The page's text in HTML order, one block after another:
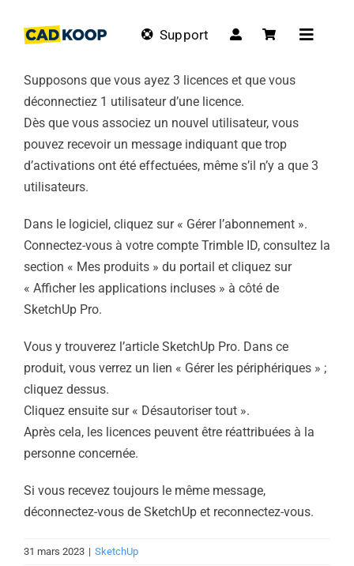
Support
Toggle
Supposons que vous ayez 3 licences et que vous
déconnectiez 1 utilisateur d’une licence.
Dès que vous associez un nouvel utilisateur, vous
pouvez recevoir un message indiquant que trop
d’activations ont été effectuées, même s’il n’y a que 3
utilisateurs.
Dans le logiciel, cliquez sur « Gérer l’abonnement ».
Connectez-vous à votre compte Trimble ID, consultez la
section « Mes produits » du portail et cliquez sur
« Afficher les applications incluses » à côté de
SketchUp Pro.
Vous y trouverez l’article SketchUp Pro. Dans ce
produit, vous verrez un lien « Gérer les périphériques » ;
cliquez dessus.
Cliquez ensuite sur « Désautoriser tout ».
Après cela, les licences peuvent être réattribuées à la
personne concernée.
Si vous recevez toujours le même message,
déconnectez-vous de SketchUp et reconnectez-vous.
31 mars 2023 | SketchUp